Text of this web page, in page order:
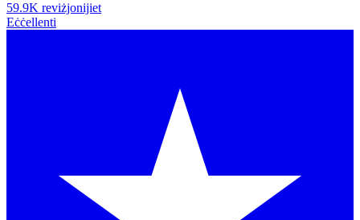
59.9K reviżjonijiet
Eċċellenti